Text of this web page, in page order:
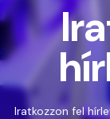
Iratkozzon fel